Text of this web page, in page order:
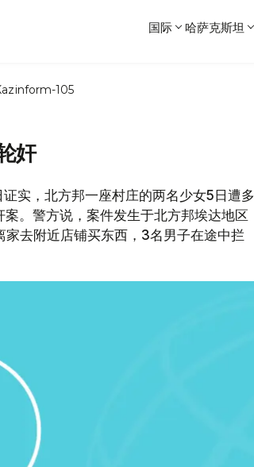
国际 哈萨克斯坦
105
奸
实，北方邦一座村庄的两名少女5日遭多
。警方说，案件发生于北方邦埃达地区
去附近店铺买东西，3名男子在途中拦